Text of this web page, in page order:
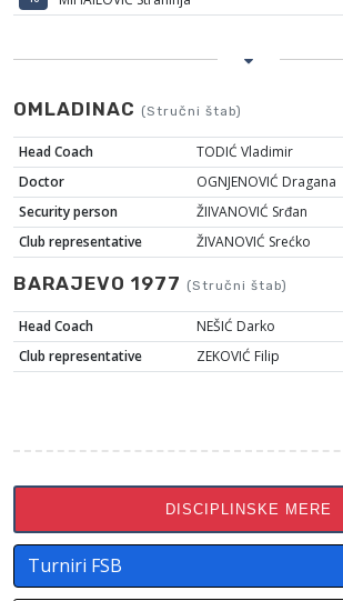
OMLADINAC (Stručni štab)
Head Coach
TODIĆ Vladimir
Doctor
OGNJENOVIĆ Dragana
Security person
ŽIIVANOVIĆ Srđan
Club representative
ŽIVANOVIĆ Srećko
BARAJEVO 1977 (Stručni štab)
Head Coach
NEŠIĆ Darko
Club representative
ZEKOVIĆ Filip
DISCIPLINSKE MERE